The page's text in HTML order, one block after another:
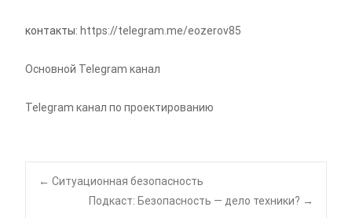
контакты: https://telegram.me/eozerov85
Основной Telegram канал
Telegram канал по проектированию
Навигация
← Ситуационная безопасность
Подкаст: Безопасность — дело техники? →